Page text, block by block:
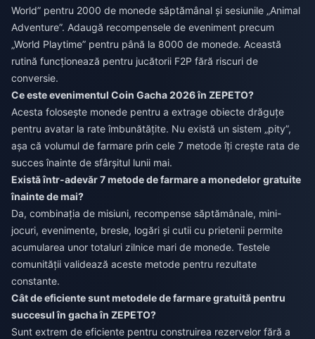
World” pentru 2000 de monede săptămânal și sesiunile „Animal
Adventure”. Adaugă recompensele de eveniment precum
„World Playtime” pentru până la 8000 de monede. Această
rutină funcționează pentru jucătorii F2P fără riscuri de
conversie.
Ce este evenimentul Coin Gacha 2026 în ZEPETO?
Acesta folosește monede pentru a extrage obiecte drăguțe
pentru avatar la rate îmbunătățite. Nu există un sistem „pity”,
așa că volumul de farmare prin cele 7 metode îți crește rata de
succes înainte de sfârșitul lunii mai.
Există într-adevăr 7 metode de farmare a monedelor gratuite
înainte de mai?
Da, combinația de misiuni, recompense săptămânale, mini-
jocuri, evenimente, bresle, logări și cutii cu prietenii permite
acumularea unor totaluri zilnice mari de monede. Testele
comunității validează aceste metode pentru rezultate
constante.
Cât de eficiente sunt metodele de farmare gratuită pentru
succesul în gacha în ZEPETO?
Sunt extrem de eficiente pentru construirea rezervelor fără a